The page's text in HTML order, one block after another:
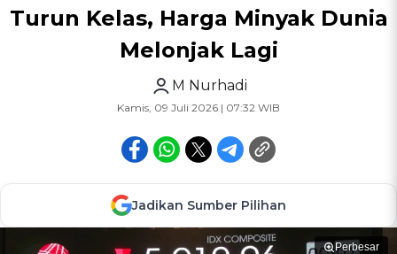
Turun Kelas, Harga Minyak Dunia
Melonjak Lagi
M Nurhadi
Kamis, 09 Juli 2026 | 07:32 WIB
Jadikan Sumber Pilihan
Perbesar